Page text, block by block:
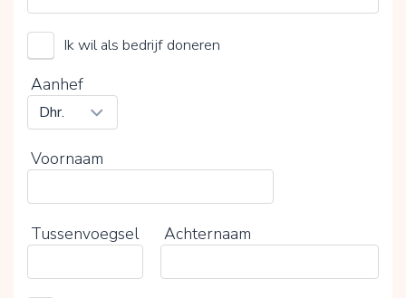
Ik wil als bedrijf doneren
Aanhef
Voornaam
Tussenvoegsel Achternaam